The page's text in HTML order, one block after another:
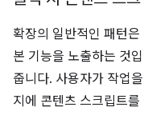
확장의 일반적인 패턴
본 기능을 노출하는 것
줍니다. 사용자가 작업
지에 콘텐츠 스크립트